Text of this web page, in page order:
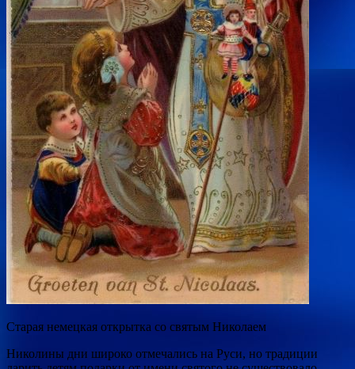
Старая немецкая открытка со святым Николаем
Николины дни широко отмечались на Руси, но традиции